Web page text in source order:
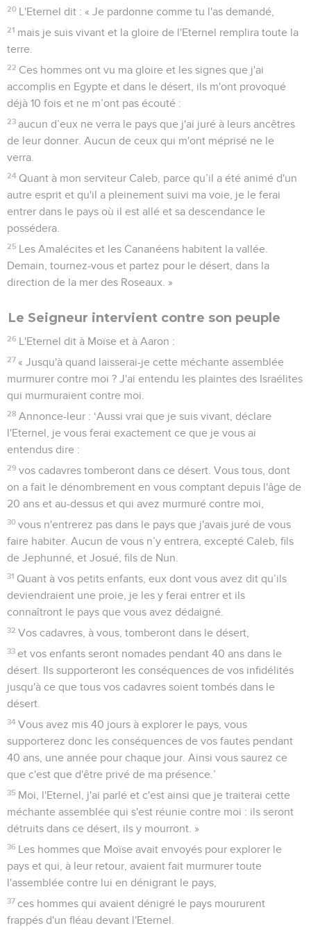
20 L'Eternel dit : « Je pardonne comme tu l'as demandé,
21 mais je suis vivant et la gloire de l'Eternel remplira toute la
terre.
22 Ces hommes ont vu ma gloire et les signes que j'ai
accomplis en Egypte et dans le désert, ils m'ont provoqué
déjà 10 fois et ne m’ont pas écouté :
23 aucun d’eux ne verra le pays que j'ai juré à leurs ancêtres
de leur donner. Aucun de ceux qui m'ont méprisé ne le
verra.
24 Quant à mon serviteur Caleb, parce qu’il a été animé d'un
autre esprit et qu'il a pleinement suivi ma voie, je le ferai
entrer dans le pays où il est allé et sa descendance le
possédera.
25 Les Amalécites et les Cananéens habitent la vallée.
Demain, tournez-vous et partez pour le désert, dans la
direction de la mer des Roseaux. »
Le Seigneur intervient contre son peuple
26 L'Eternel dit à Moïse et à Aaron :
27 « Jusqu'à quand laisserai-je cette méchante assemblée
murmurer contre moi ? J'ai entendu les plaintes des Israélites
qui murmuraient contre moi.
28 Annonce-leur : ‘Aussi vrai que je suis vivant, déclare
l'Eternel, je vous ferai exactement ce que je vous ai
entendus dire :
29 vos cadavres tomberont dans ce désert. Vous tous, dont
on a fait le dénombrement en vous comptant depuis l'âge de
20 ans et au-dessus et qui avez murmuré contre moi,
30 vous n'entrerez pas dans le pays que j'avais juré de vous
faire habiter. Aucun de vous n’y entrera, excepté Caleb, fils
de Jephunné, et Josué, fils de Nun.
31 Quant à vos petits enfants, eux dont vous avez dit qu’ils
deviendraient une proie, je les y ferai entrer et ils
connaîtront le pays que vous avez dédaigné.
32 Vos cadavres, à vous, tomberont dans le désert,
33 et vos enfants seront nomades pendant 40 ans dans le
désert. Ils supporteront les conséquences de vos infidélités
jusqu'à ce que tous vos cadavres soient tombés dans le
désert.
34 Vous avez mis 40 jours à explorer le pays, vous
supporterez donc les conséquences de vos fautes pendant
40 ans, une année pour chaque jour. Ainsi vous saurez ce
que c'est que d'être privé de ma présence.’
35 Moi, l'Eternel, j'ai parlé et c'est ainsi que je traiterai cette
méchante assemblée qui s'est réunie contre moi : ils seront
détruits dans ce désert, ils y mourront. »
36 Les hommes que Moïse avait envoyés pour explorer le
pays et qui, à leur retour, avaient fait murmurer toute
l'assemblée contre lui en dénigrant le pays,
37 ces hommes qui avaient dénigré le pays moururent
frappés d'un fléau devant l'Eternel.